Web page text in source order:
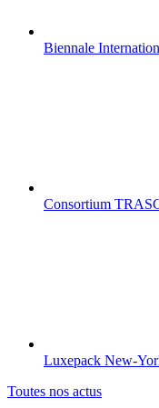
Biennale
Consortium
Luxepack New-
Toutes nos actus